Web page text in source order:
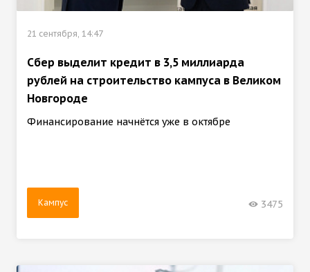
21 сентября, 14:47
Сбер выделит кредит в 3,5 миллиарда
рублей на строительство кампуса в Великом
Новгороде
Финансирование начнётся уже в октябре
Кампус 3475